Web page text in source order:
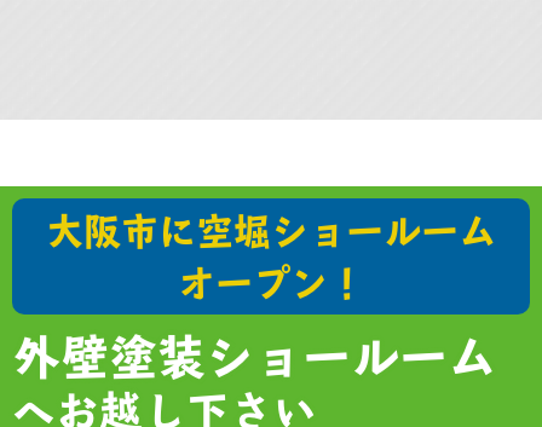
大阪市に空堀ショールーム
オープン！
外壁塗装ショールーム
へお越し下さい